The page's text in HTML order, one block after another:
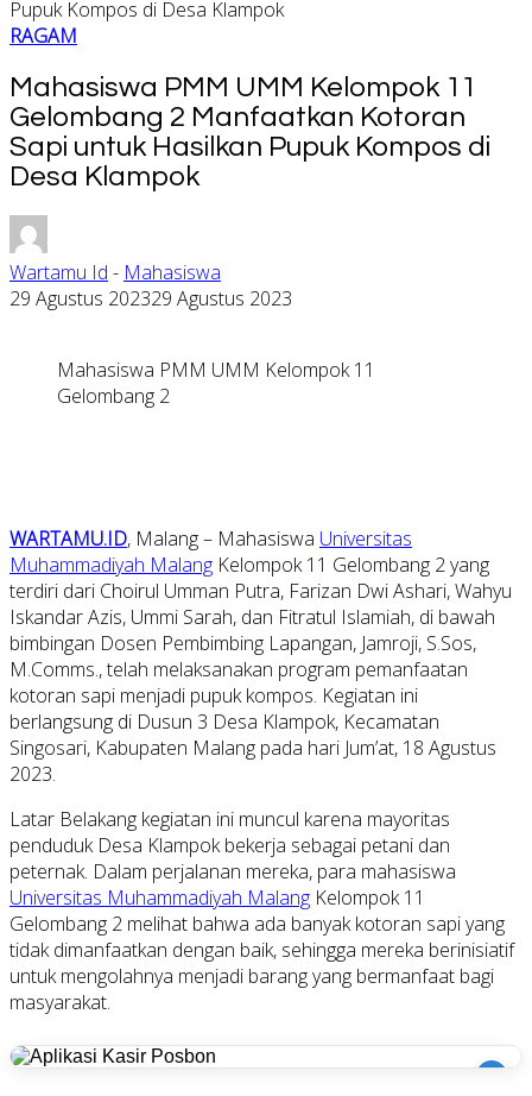
Pupuk Kompos di Desa Klampok
RAGAM
Mahasiswa PMM UMM Kelompok 11
Gelombang 2 Manfaatkan Kotoran
Sapi untuk Hasilkan Pupuk Kompos di
Desa Klampok
Wartamu Id - Mahasiswa
29 Agustus 202329 Agustus 2023
Mahasiswa PMM UMM Kelompok 11
Gelombang 2
WARTAMU.ID, Malang – Mahasiswa Universitas
Muhammadiyah Malang Kelompok 11 Gelombang 2 yang
terdiri dari Choirul Umman Putra, Farizan Dwi Ashari, Wahyu
Iskandar Azis, Ummi Sarah, dan Fitratul Islamiah, di bawah
bimbingan Dosen Pembimbing Lapangan, Jamroji, S.Sos,
M.Comms., telah melaksanakan program pemanfaatan
kotoran sapi menjadi pupuk kompos. Kegiatan ini
berlangsung di Dusun 3 Desa Klampok, Kecamatan
Singosari, Kabupaten Malang pada hari Jum’at, 18 Agustus
2023.
Latar Belakang kegiatan ini muncul karena mayoritas
penduduk Desa Klampok bekerja sebagai petani dan
peternak. Dalam perjalanan mereka, para mahasiswa
Universitas Muhammadiyah Malang Kelompok 11
Gelombang 2 melihat bahwa ada banyak kotoran sapi yang
tidak dimanfaatkan dengan baik, sehingga mereka berinisiatif
untuk mengolahnya menjadi barang yang bermanfaat bagi
masyarakat.
i